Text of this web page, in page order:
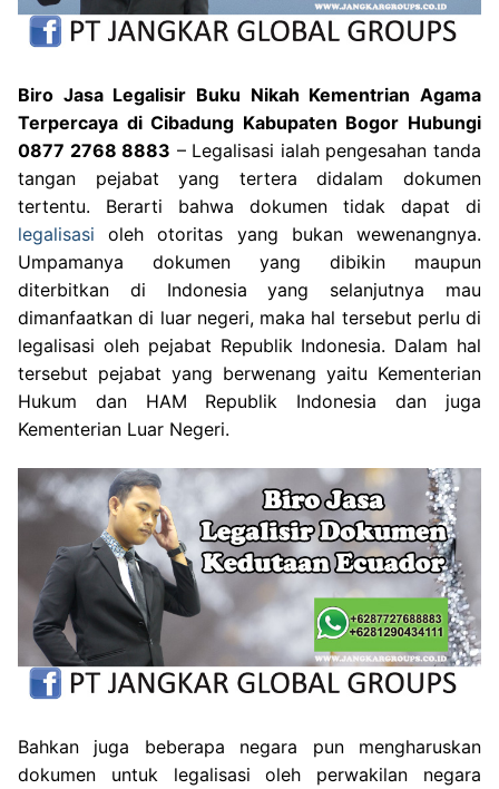
Biro Jasa Legalisir Buku Nikah Kementrian Agama
Terpercaya di Cibadung Kabupaten Bogor Hubungi
0877 2768 8883 – Legalisasi ialah pengesahan tanda
tangan pejabat yang tertera didalam dokumen
tertentu. Berarti bahwa dokumen tidak dapat di
legalisasi oleh otoritas yang bukan wewenangnya.
Umpamanya dokumen yang dibikin maupun
diterbitkan di Indonesia yang selanjutnya mau
dimanfaatkan di luar negeri, maka hal tersebut perlu di
legalisasi oleh pejabat Republik Indonesia. Dalam hal
tersebut pejabat yang berwenang yaitu Kementerian
Hukum dan HAM Republik Indonesia dan juga
Kementerian Luar Negeri.
Bahkan juga beberapa negara pun mengharuskan
dokumen untuk legalisasi oleh perwakilan negara